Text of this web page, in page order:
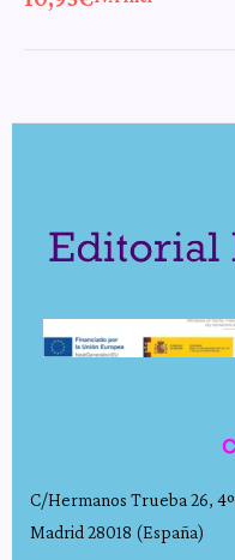
C/Hermanos Trueba 26,
Madrid 28018 (España)